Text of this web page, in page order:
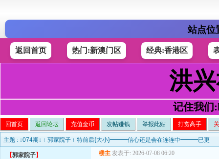
站点位
返回首页 热门:新澳门区 经典:香港区
洪
记住我们
回首页 返回论坛 充值金币 发帖赚钱 举报此贴 打赏高手
主题 : ↓074期↓﹛郭家院子﹜特前后{大小}━━━信心还是会在连连中━━━已更
【郭家院子】 楼主 发表于: 2026-07-08 06:20